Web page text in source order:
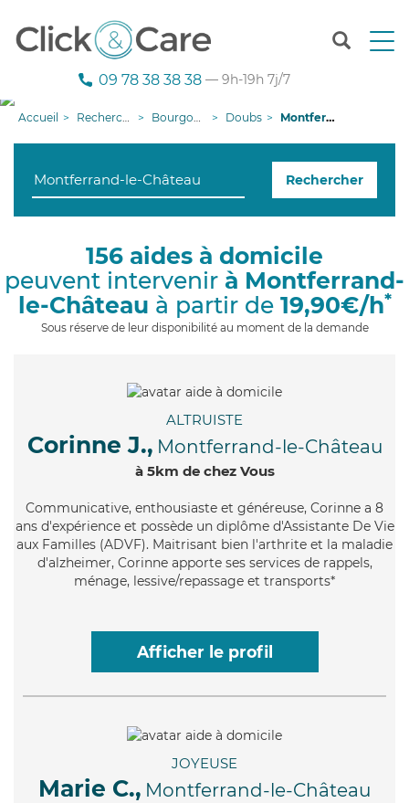
T
n
g
i
o
n
09 78 38 38 38 — 9h-19h 7j/7
Accueil Recherche aide à domicile Bourgogne-Franche-Comté Doubs Montferrand-le-Château
Rechercher
156 aides à domicile
peuvent intervenir à Montferrand-
le-Château à partir de 19,90€/h*
Sous réserve de leur disponibilité au moment de la demande
ALTRUISTE
Corinne J., Montferrand-le-Château
à 5km de chez Vous
Communicative, enthousiaste et généreuse, Corinne a 8
ans d'expérience et possède un diplôme d'Assistante De Vie
aux Familles (ADVF). Maitrisant bien l'arthrite et la maladie
d'alzheimer, Corinne apporte ses services de rappels,
ménage, lessive/repassage et transports*
Afficher le profil
JOYEUSE
Marie C., Montferrand-le-Château